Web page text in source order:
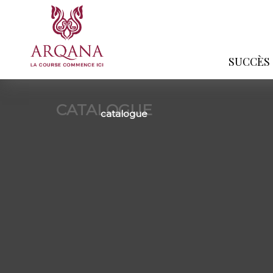
SUCCÈS
CATALOGUE
catalogue